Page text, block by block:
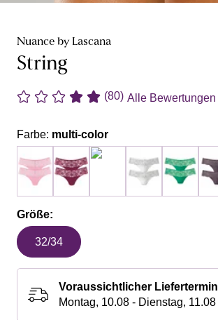
Nuance by Lascana
String
(80) Alle Bewertungen
Farbe: multi-color
Größe:
32/34
Voraussichtlicher Liefertermin
Montag, 10.08 - Dienstag, 11.08